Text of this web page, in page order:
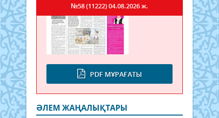
PDF МҰРАҒАТЫ
№58 (11222)04.08.2026 ж.
ӘЛЕМ ЖАҢАЛЫҚТАРЫ